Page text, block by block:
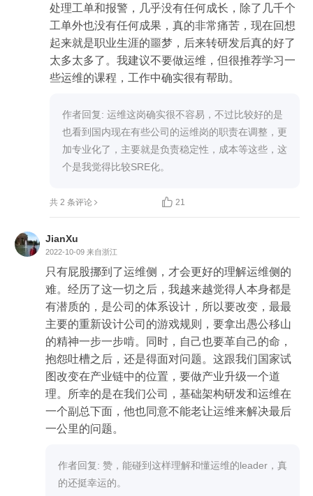
处理工单和报警，几乎没有任何成长，除了几千个
工单外也没有任何成果，真的非常痛苦，现在回想
起来就是职业生涯的噩梦，后来转研发后真的好了
太多太多了。我建议不要做运维，但很推荐学习一
些运维的课程，工作中确实很有帮助。
作者回复: 运维这岗确实很不容易，不过比较好的是
也看到国内现在有些公司的运维岗的职责在调整，更
加专业化了，主要就是负责稳定性，成本等这些，这
个是我觉得比较SRE化。
共 2 条评论  21
JianXu
2022-10-09 来自浙江
只有屁股挪到了运维侧，才会更好的理解运维侧的
难。经历了这一切之后，我越来越觉得人本身都是
有潜质的，是公司的体系设计，所以要改变，最最
主要的重新设计公司的游戏规则，要拿出愚公移山
的精神一步一步啃。同时，自己也要革自己的命，
抱怨吐槽之后，还是得面对问题。这跟我们国家试
图改变在产业链中的位置，要做产业升级一个道
理。所幸的是在我们公司，基础架构研发和运维在
一个副总下面，他也同意不能老让运维来解决最后
一公里的问题。
作者回复: 赞，能碰到这样理解和懂运维的leader，真
的还挺幸运的。